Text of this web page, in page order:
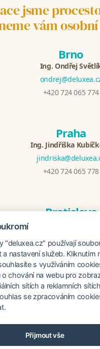
jsme
vám
Brno
Ing. Ondřej
+420 724 065 774
Praha
Ing. Jindřiška
+420 724 065 778
Bratislava
+421 948 759 074
proti úpadku 125 000 000 Kč
"deluxea.cz" používají
nastavení služeb. Kliknutím
s využíváním
o chování na webu pro
sítích a reklamních
se zpracováním
Přijmout vše